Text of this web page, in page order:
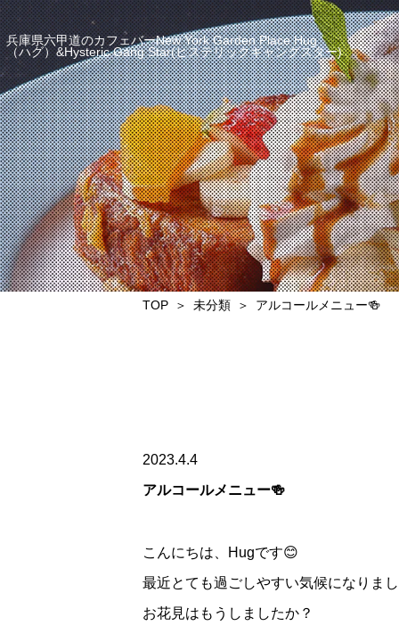
兵庫県六甲道のカフェバーNew York Garden Place Hug
（ハグ）&Hysteric Gang Star(ヒステリックギャングスター)
TOP 未分類 アルコールメニュー🍻
2023.4.4
アルコールメニュー🍻
こんにちは、Hugです😊
最近とても過ごしやすい気候になりま
お花見はもうしましたか？